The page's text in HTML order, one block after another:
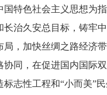
国特色社会主义思想为
治久安总目标，铸牢
，加快丝绸之路经济
同，在促进国内国际
志性工程和“小而美”